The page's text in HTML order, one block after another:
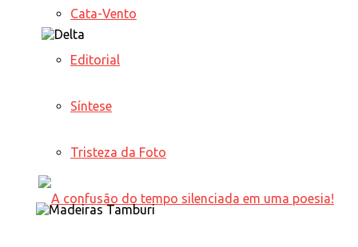
Cata-Vento
Editorial
Síntese
Tristeza da Foto